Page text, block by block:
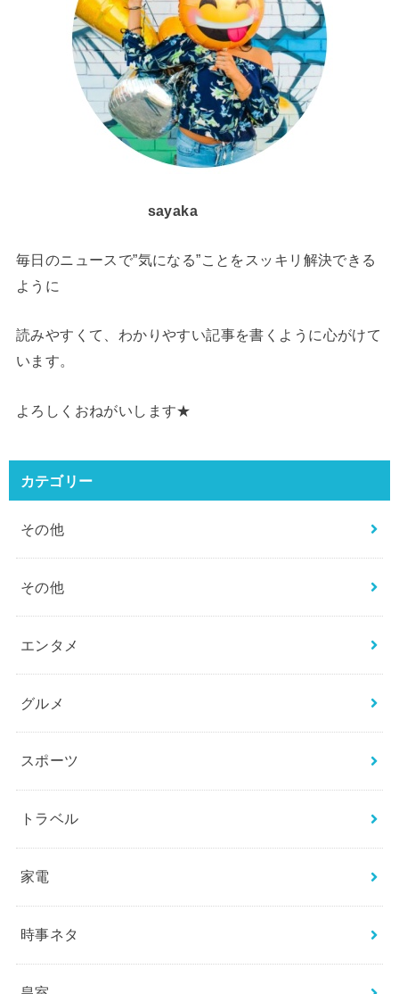
sayaka
毎日のニュースで”気になる”ことをスッキリ解決できる
ように
読みやすくて、わかりやすい記事を書くように心がけて
います。
よろしくおねがいします★
カテゴリー
その他
その他
エンタメ
グルメ
スポーツ
トラベル
家電
時事ネタ